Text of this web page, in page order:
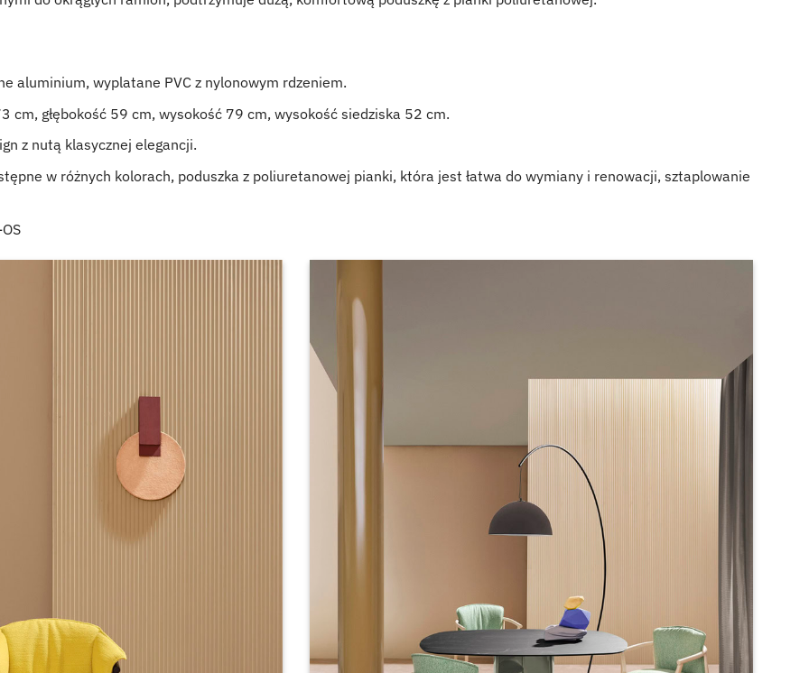
aluminium, wyplatane PVC z nylonowym rdzeniem.
cm, głębokość 59 cm, wysokość 79 cm, wysokość siedziska 52 cm.
z nutą klasycznej elegancji.
w różnych kolorach, poduszka z poliuretanowej pianki, która jest łatwa do wymiany i renowacji, sztaplowanie